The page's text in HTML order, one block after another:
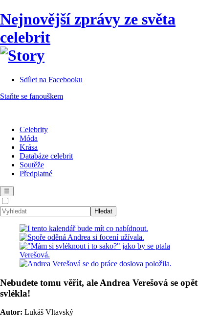
Nejnovější zprávy ze světa
celebrit
Sdílet na Facebooku
Staňte se fanouškem
Celebrity
Móda
Krása
Databáze celebrit
Soutěže
Předplatné
☰
Nebudete tomu věřit, ale Andrea Verešová se opět
svlékla!
Autor: Lukáš Vltavský